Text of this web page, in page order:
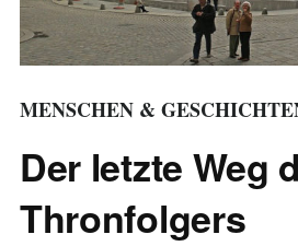
MENSCHEN &
Der letzte Weg
Thronfolgers